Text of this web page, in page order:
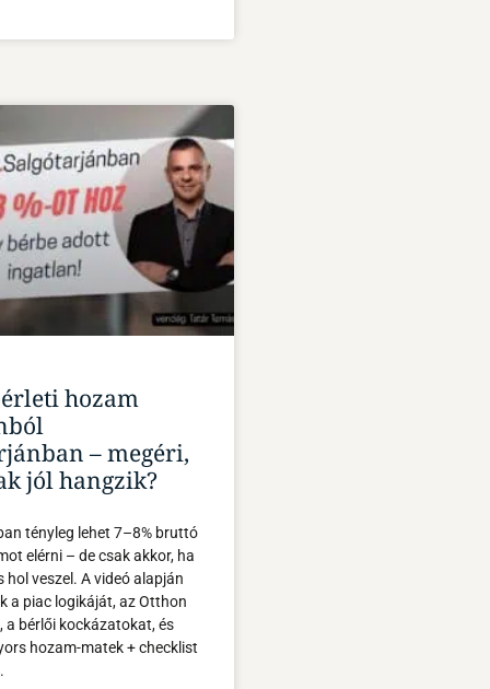
hozam
– megéri,
jól hangzik?
tényleg lehet 7–8% bruttó
elérni – de csak akkor, ha
hol veszel. A videó alapján
a piac logikáját, az Otthon
a bérlői kockázatokat, és
hozam-matek + checklist